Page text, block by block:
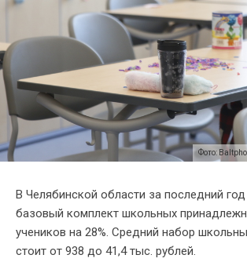
Фото:
В Челябинской области за последний
базовый комплект школьных
учеников на 28%. Средний набор
стоит от 938 до 41,4 тыс. рублей.